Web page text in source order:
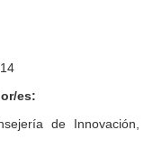
es:
de Innovación,